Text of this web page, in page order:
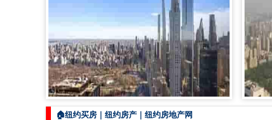
🏠纽约买房｜纽约房产｜纽约房地产网